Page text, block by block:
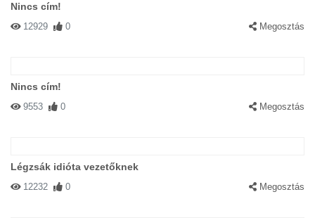
Nincs cím!
12929 0 Megosztás
Nincs cím!
9553 0 Megosztás
Légzsák idióta vezetőknek
12232 0 Megosztás